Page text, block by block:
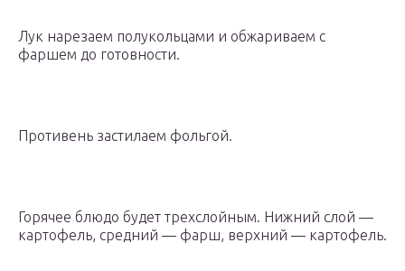
Лук нарезаем полукольцами и обжариваем с
фаршем до готовности.
Противень застилаем фольгой.
Горячее блюдо будет трехслойным. Нижний слой —
картофель, средний — фарш, верхний — картофель.